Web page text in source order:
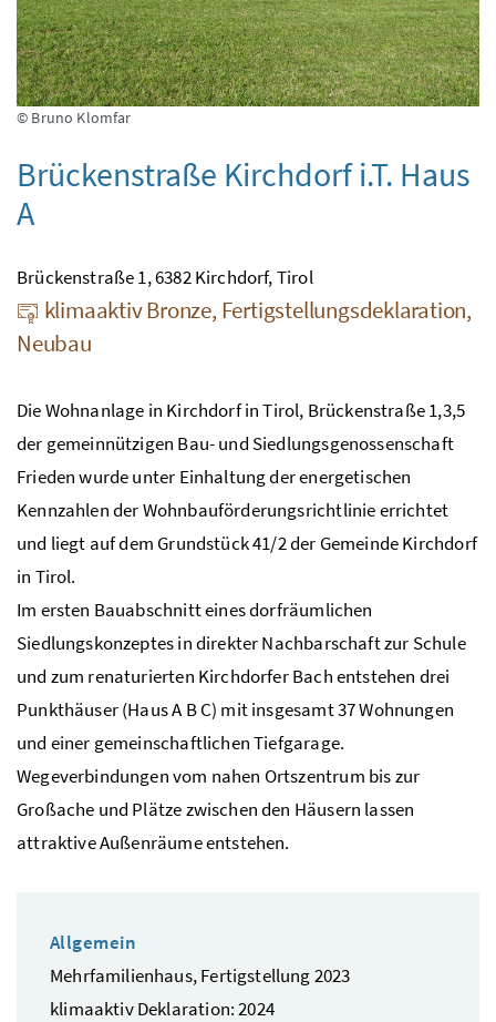
© Bruno Klomfar
Brückenstraße Kirchdorf i.T. Haus
A
Brückenstraße 1, 6382 Kirchdorf, Tirol
klimaaktiv Bronze, Fertigstellungsdeklaration,
Neubau
Die Wohnanlage in Kirchdorf in Tirol, Brückenstraße 1,3,5
der gemeinnützigen Bau- und Siedlungsgenossenschaft
Frieden wurde unter Einhaltung der energetischen
Kennzahlen der Wohnbauförderungsrichtlinie errichtet
und liegt auf dem Grundstück 41/2 der Gemeinde Kirchdorf
in Tirol.
Im ersten Bauabschnitt eines dorfräumlichen
Siedlungskonzeptes in direkter Nachbarschaft zur Schule
und zum renaturierten Kirchdorfer Bach entstehen drei
Punkthäuser (Haus A B C) mit insgesamt 37 Wohnungen
und einer gemeinschaftlichen Tiefgarage.
Wegeverbindungen vom nahen Ortszentrum bis zur
Großache und Plätze zwischen den Häusern lassen
attraktive Außenräume entstehen.
Allgemein
Mehrfamilienhaus, Fertigstellung 2023
klimaaktiv Deklaration: 2024